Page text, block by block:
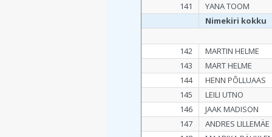
141
YANA TOOM
Nimekiri kokku
142
MARTIN HELME
143
MART HELME
144
HENN PÕLLUAAS
145
LEILI UTNO
146
JAAK MADISON
147
ANDRES LILLEMÄE